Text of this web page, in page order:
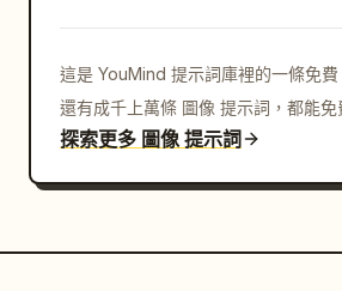
這是 YouMind 提示詞庫裡的一條免
還有成千上萬條 圖像 提示詞，都能免
探索更多 圖像 提示詞